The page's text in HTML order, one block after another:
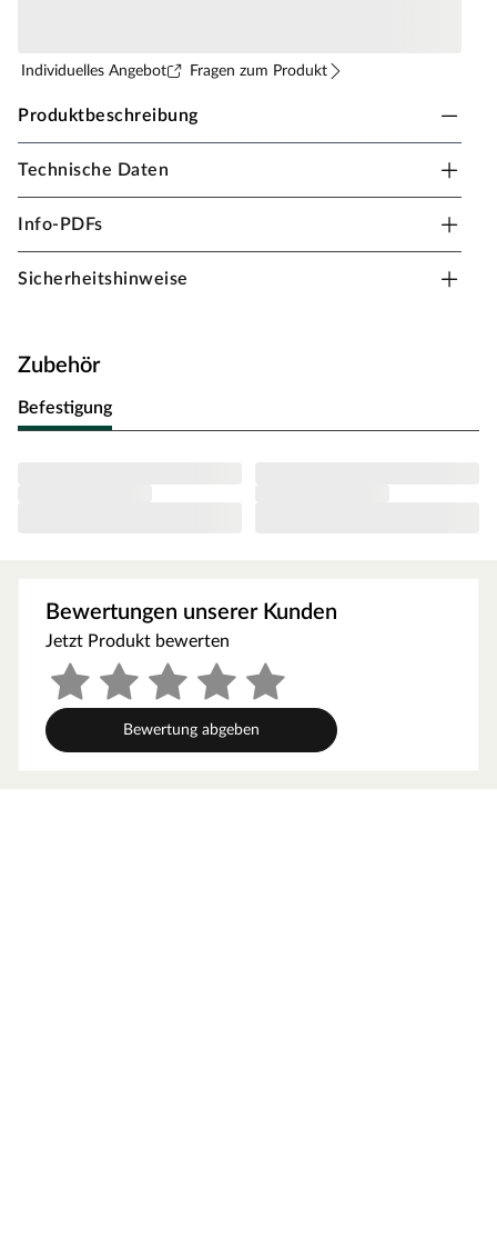
Individuelles Angebot Fragen zum Produkt
Produktbeschreibung
MEISTER Sockelleiste Echtholz
Look
Besonders beanspruchbar
Besonders montagefreundliche Cliptechnik: Die
Technische Daten
Info-PDFs
Sicherheitshinweise
Zubehör
Befestigung
Bewertungen unserer Kunden
Jetzt Produkt bewerten
Bewertung abgeben